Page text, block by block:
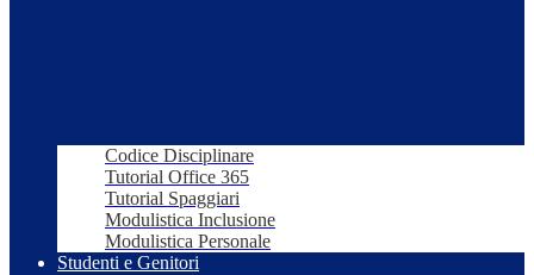
Codice Disciplinare
Tutorial Office 365
Tutorial Spaggiari
Modulistica Inclusione
Modulistica Personale
Studenti e Genitori